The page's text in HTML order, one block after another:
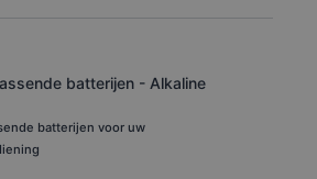
batterijen - Alkaline
batterijen voor uw